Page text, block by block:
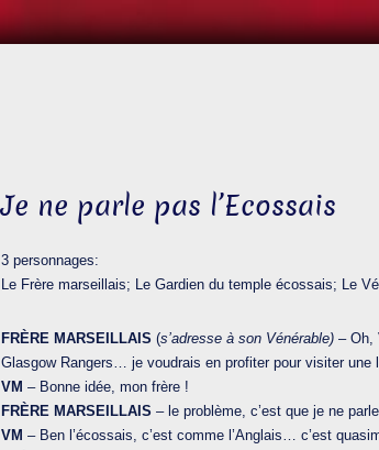
Je ne parle pas l’Ecossais
3 personnages:
Le Frère marseillais; Le Gardien du temple écossais; Le
FRÈRE MARSEILLAIS (s’adresse à son Vénérable)– Oh,
Glasgow Rangers… je voudrais en profiter pour visiter
VM – Bonne idée, mon frère !
FRÈRE MARSEILLAIS – le problème, c’est que je ne
VM – Ben l’écossais, c’est comme l’Anglais… c’est